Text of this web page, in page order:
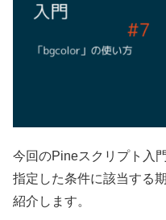
今回のPineスクリプト入
指定した条件に該当する
紹介します。